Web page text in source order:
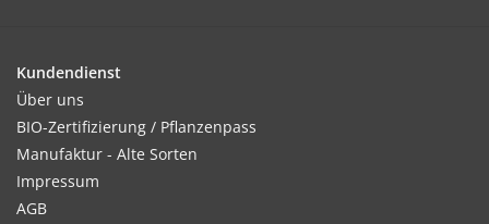
Kundendienst
Über uns
BIO-Zertifizierung / Pflanzenpass
Manufaktur - Alte Sorten
Impressum
AGB